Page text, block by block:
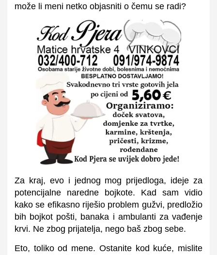
može li meni netko objasniti o čemu se radi?
Za kraj, evo i jednog mog prijedloga, ideje za
potencijalne naredne bojkote. Kad sam vidio
kako se efikasno riješio problem gužvi, predložio
bih bojkot pošti, banaka i ambulanti za vađenje
krvi. Ne zbog prijatelja, nego baš zbog sebe.
Eto, toliko od mene. Ostanite kod kuće, mislite